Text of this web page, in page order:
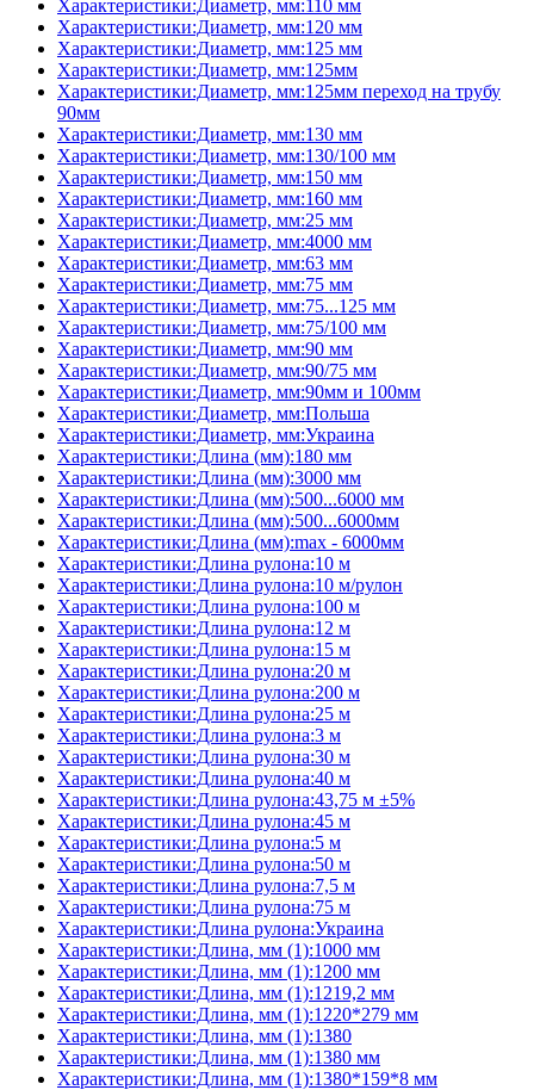
Характеристики:Диаметр, мм:110 мм
Характеристики:Диаметр, мм:120 мм
Характеристики:Диаметр, мм:125 мм
Характеристики:Диаметр, мм:125мм
Характеристики:Диаметр, мм:125мм переход на трубу
90мм
Характеристики:Диаметр, мм:130 мм
Характеристики:Диаметр, мм:130/100 мм
Характеристики:Диаметр, мм:150 мм
Характеристики:Диаметр, мм:160 мм
Характеристики:Диаметр, мм:25 мм
Характеристики:Диаметр, мм:4000 мм
Характеристики:Диаметр, мм:63 мм
Характеристики:Диаметр, мм:75 мм
Характеристики:Диаметр, мм:75...125 мм
Характеристики:Диаметр, мм:75/100 мм
Характеристики:Диаметр, мм:90 мм
Характеристики:Диаметр, мм:90/75 мм
Характеристики:Диаметр, мм:90мм и 100мм
Характеристики:Диаметр, мм:Польша
Характеристики:Диаметр, мм:Украина
Характеристики:Длина (мм):180 мм
Характеристики:Длина (мм):3000 мм
Характеристики:Длина (мм):500...6000 мм
Характеристики:Длина (мм):500...6000мм
Характеристики:Длина (мм):max - 6000мм
Характеристики:Длина рулона:10 м
Характеристики:Длина рулона:10 м/рулон
Характеристики:Длина рулона:100 м
Характеристики:Длина рулона:12 м
Характеристики:Длина рулона:15 м
Характеристики:Длина рулона:20 м
Характеристики:Длина рулона:200 м
Характеристики:Длина рулона:25 м
Характеристики:Длина рулона:3 м
Характеристики:Длина рулона:30 м
Характеристики:Длина рулона:40 м
Характеристики:Длина рулона:43,75 м ±5%
Характеристики:Длина рулона:45 м
Характеристики:Длина рулона:5 м
Характеристики:Длина рулона:50 м
Характеристики:Длина рулона:7,5 м
Характеристики:Длина рулона:75 м
Характеристики:Длина рулона:Украина
Характеристики:Длина, мм (1):1000 мм
Характеристики:Длина, мм (1):1200 мм
Характеристики:Длина, мм (1):1219,2 мм
Характеристики:Длина, мм (1):1220*279 мм
Характеристики:Длина, мм (1):1380
Характеристики:Длина, мм (1):1380 мм
Характеристики:Длина, мм (1):1380*159*8 мм